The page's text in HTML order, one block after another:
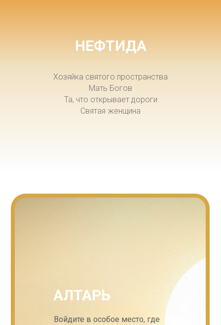
НЕФТИДА
Хозяйка святого пространства
Мать Богов
Та, что открывает дороги
Святая женщина
АЛТАРЬ
Войдите в особое место, где